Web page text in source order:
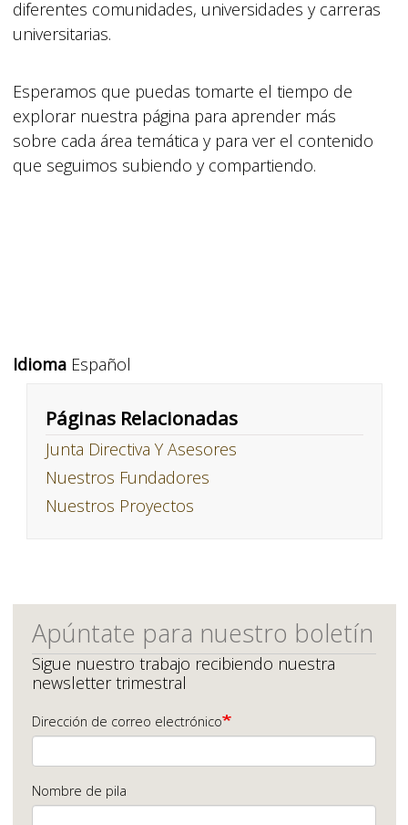
diferentes comunidades, universidades y carreras
universitarias.
Esperamos que puedas tomarte el tiempo de
explorar nuestra página para aprender más
sobre cada área temática y para ver el contenido
que seguimos subiendo y compartiendo.
IdiomaEspañol
Páginas Relacionadas
Junta Directiva Y Asesores
Nuestros Fundadores
Nuestros Proyectos
Apúntate para nuestro boletín
Sigue nuestro trabajo recibiendo nuestra
newsletter trimestral
Dirección de correo electrónico
Nombre de pila